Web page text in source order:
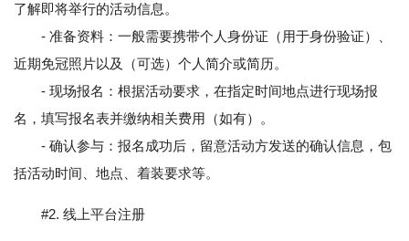
了解即将举行的活动信息。
- 准备资料：一般需要携带个人身份证（用于身份验证）、
近期免冠照片以及（可选）个人简介或简历。
- 现场报名：根据活动要求，在指定时间地点进行现场报
名，填写报名表并缴纳相关费用（如有）。
- 确认参与：报名成功后，留意活动方发送的确认信息，包
括活动时间、地点、着装要求等。
#2. 线上平台注册